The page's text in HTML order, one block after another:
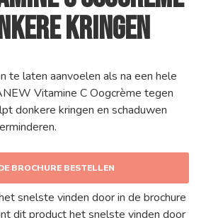
kringen
te laten aanvoelen als na een hele
Vitamine C Oogcrème tegen
donkere kringen en schaduwen
BROCHURE BESTELLEN
snelste vinden door in de brochure
dit product het snelste vinden door